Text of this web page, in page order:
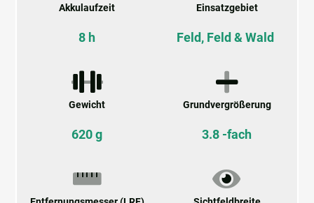
Akkulaufzeit
8 h
Einsatzgebiet
Feld, Feld & Wald
Gewicht
620 g
Grundvergrößerung
3.8 -fach